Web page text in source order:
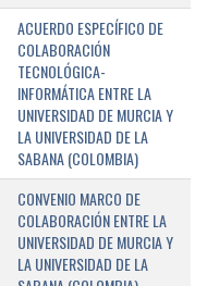
ACUERDO ESPECÍFICO DE
COLABORACIÓN
TECNOLÓGICA-
INFORMÁTICA ENTRE LA
UNIVERSIDAD DE MURCIA Y
LA UNIVERSIDAD DE LA
SABANA (COLOMBIA)
CONVENIO MARCO DE
COLABORACIÓN ENTRE LA
UNIVERSIDAD DE MURCIA Y
LA UNIVERSIDAD DE LA